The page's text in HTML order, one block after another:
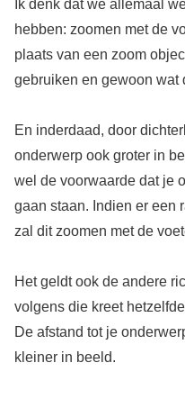
Ik denk dat we allemaal
hebben: zoomen met de
plaats van een zoom
gebruiken en gewoon wat
En inderdaad, door
onderwerp ook groter in
wel de voorwaarde dat je
gaan staan. Indien er een
zal dit zoomen met de
Het geldt ook de andere
volgens die kreet
De afstand tot je
kleiner in beeld.